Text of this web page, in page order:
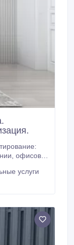
-
услуги